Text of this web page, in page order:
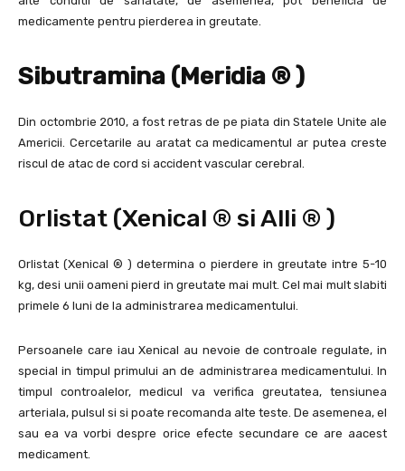
medicamente pentru pierderea in greutate.
Sibutramina (Meridia ® )
Din octombrie 2010, a fost retras de pe piata din Statele Unite ale
Americii. Cercetarile au aratat ca medicamentul ar putea creste
riscul de atac de cord si accident vascular cerebral.
Orlistat (Xenical ® si Alli ® )
Orlistat (Xenical ® ) determina o pierdere in greutate intre 5-10
kg, desi unii oameni pierd in greutate mai mult. Cel mai mult slabiti
primele 6 luni de la administrarea medicamentului.
Persoanele care iau Xenical au nevoie de controale regulate, in
special in timpul primului an de administrarea medicamentului. In
timpul controalelor, medicul va verifica greutatea, tensiunea
arteriala, pulsul si si poate recomanda alte teste. De asemenea, el
sau ea va vorbi despre orice efecte secundare ce are aacest
medicament.